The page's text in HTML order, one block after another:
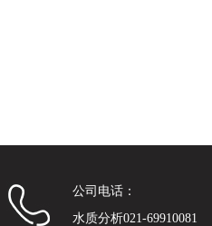
公司电话：
水质分析021-69910081